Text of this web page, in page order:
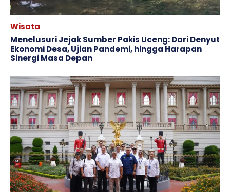
Wisata
Menelusuri Jejak Sumber Pakis Uceng: Dari Denyut
Ekonomi Desa, Ujian Pandemi, hingga Harapan
Sinergi Masa Depan